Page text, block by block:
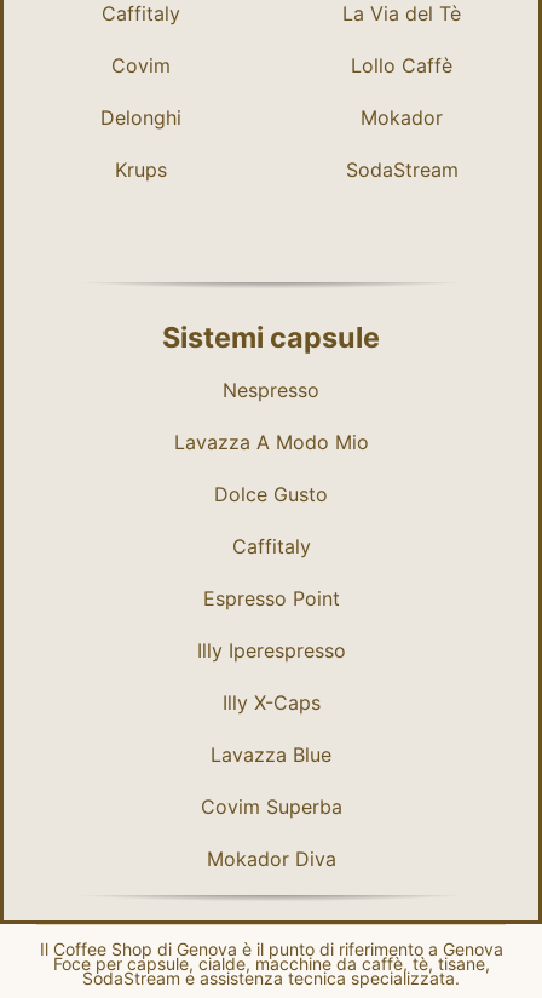
Caffitaly
Covim
Delonghi
Krups
La Via del Tè
Lollo Caffè
Mokador
SodaStream
Sistemi capsule
Nespresso
Lavazza A Modo Mio
Dolce Gusto
Caffitaly
Espresso Point
Illy Iperespresso
Illy X-Caps
Lavazza Blue
Covim Superba
Mokador Diva
Il Coffee Shop di Genova è il punto di riferimento a Genova
Foce per capsule, cialde, macchine da caffè, tè, tisane,
SodaStream e assistenza tecnica specializzata.